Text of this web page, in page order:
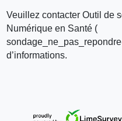
Veuillez contacter Outil de
Numérique en Santé (
d’informations.